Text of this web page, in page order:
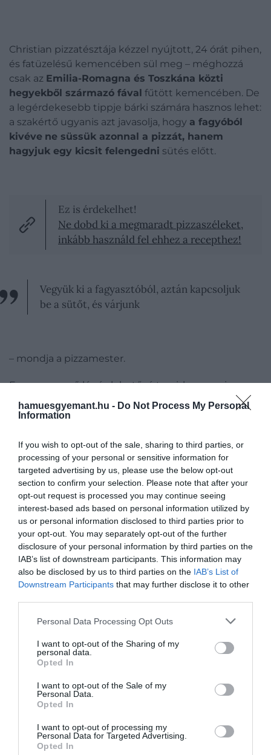
hamuesgyemant.hu - Do Not Process My Personal
Information
If you wish to opt-out of the sale, sharing to third parties, or
processing of your personal or sensitive information for
targeted advertising by us, please use the below opt-out
section to confirm your selection. Please note that after your
opt-out request is processed you may continue seeing
interest-based ads based on personal information utilized by
us or personal information disclosed to third parties prior to
your opt-out. You may separately opt-out of the further
disclosure of your personal information by third parties on the
IAB’s list of downstream participants. This information may
also be disclosed by us to third parties on the IAB’s List of
Downstream Participants that may further disclose it to other
Please note that this website/app uses one or more Google
not limited to your visit or usage behaviour. You may click to
grant or deny consent to Google and its third-party tags to
use your data for below specified purposes in below Google
consent section.
Personal Data Processing Opt Outs
I want to opt-out of the Sharing of my
personal data.
Opted In
I want to opt-out of the Sale of my
Personal Data.
Opted In
I want to opt-out of processing my
Personal Data for Targeted Advertising.
Opted In
Christian pizzatésztája kézzel nyújtott, 24 órát pihen,
és fatüzelésű kemencében sül meg – méghozzá
csak az Emilia-Romagna és Toszkána közti
hegyekből származó fával fűtött kemencében. De
a legérdekesebb tippje bárki számára hasznos lehet:
a szakértő ugyanis azt javasolja, hogy a fagyóból
kivéve ne süssük azonnal a pizzát, hanem
hagyjuk egy kicsit felengedni sütés előtt.
Ez is érdekelhet!
Ne dobd ki a megmaradt pizzaszéleket,
inkább használd fel ehhez a recepthez!
Vegyük ki a fagyasztóból, aztán kapcsoljuk
be a sütőt, és várjunk
– mondja a pizzamester.
Ez az egyszerű lépés lehetővé teszi, hogy a pizza
egyenletesen süljön át
: a széle ropogós marad
anélkül, hogy megégne. A
nevű
azt találták: arövid előolvasztás, egyforró sütő,
valamint a szokásosnál rövidebb sütési időmind
hozzájárulnak az ízélményhez.
leungchopan/Shutterstock.com
A túlsütött fagyasztott pizza sokkal